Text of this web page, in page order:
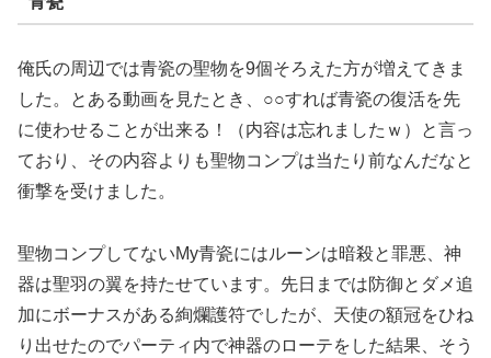
俺氏の周辺では青瓷の聖物を9個そろえた方が増えてきま
した。とある動画を見たとき、○○すれば青瓷の復活を先
に使わせることが出来る！（内容は忘れましたｗ）と言っ
ており、その内容よりも聖物コンプは当たり前なんだなと
衝撃を受けました。
聖物コンプしてないMy青瓷にはルーンは暗殺と罪悪、神
器は聖羽の翼を持たせています。先日までは防御とダメ追
加にボーナスがある絢爛護符でしたが、天使の額冠をひね
り出せたのでパーティ内で神器のローテをした結果、そう